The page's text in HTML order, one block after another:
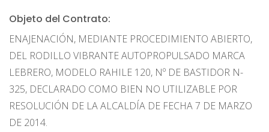
Objeto del Contrato:
ENAJENACIÓN, MEDIANTE PROCEDIMIENTO ABIERTO,
DEL RODILLO VIBRANTE AUTOPROPULSADO MARCA
LEBRERO, MODELO RAHILE 120, Nº DE BASTIDOR N-
325, DECLARADO COMO BIEN NO UTILIZABLE POR
RESOLUCIÓN DE LA ALCALDÍA DE FECHA 7 DE MARZO
DE 2014.